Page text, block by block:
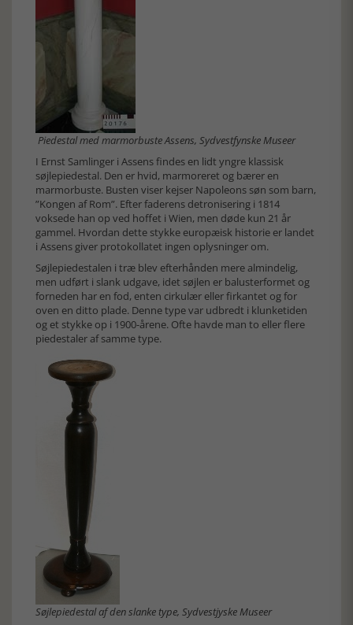
Piedestal med marmorbuste Assens, Sydvestfynske Museer
I Ernst Samlinger i Assens findes en lidt yngre klassisk
søjlepiedestal. Den er hvid, marmoreret og bærer en
marmorbuste. Busten viser kejser Napoleons søn som barn,
”Kongen af Rom”. Efter faderens detronisering i 1814
voksede han op ved hoffet i Wien, men døde kun 21 år
gammel. Hvordan dette stykke europæisk historie er landet
i Assens giver protokollatet ingen oplysninger om.
Søjlepiedestalen i træ blev efterhånden mere almindelig,
men udført i slank udgave, idet søjlen er balusterformet og
forneden har en fod, enten cirkulær eller firkantet og for
oven en ditto plade. Denne type var udbredt i klunketiden
og et stykke op i 1900-årene. Ofte havde man to eller flere
piedestaler af samme type.
Søjlepiedestal af den slanke type, Sydvestjyske Museer